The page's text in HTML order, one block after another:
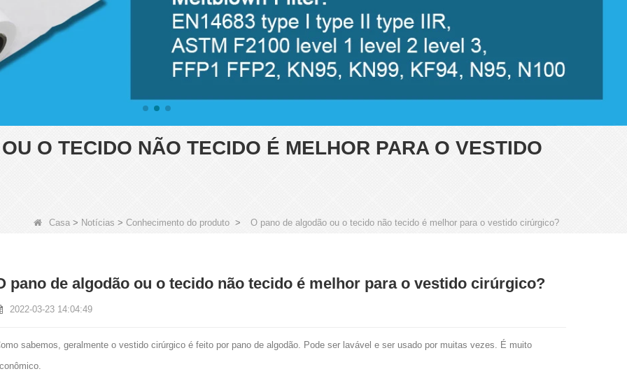
O TECIDO NÃO TECIDO É MELHOR PARA O VESTIDO
Casa > Notícias > Conhecimento do produto > O pano de algodão ou o tecido não tecido é melhor para o vestido cirúrgico?
pano de algodão ou o tecido não tecido é melhor para o vestido cirúrgico?
2022-03-23 14:04:49
sabemos, geralmente o vestido cirúrgico é feito por pano de algodão. Pode ser lavável e ser usado por muitas vezes. É muito